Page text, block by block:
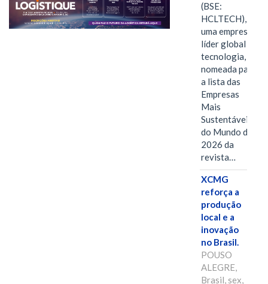
(BSE:
HCLTECH),
uma empresa
líder global em
tecnologia, foi
nomeada para
a lista das
Empresas
Mais
Sustentáveis
do Mundo de
2026 da
revista…
XCMG
reforça a
produção
local e a
inovação
no Brasil.
POUSO
ALEGRE,
Brasil, sex,